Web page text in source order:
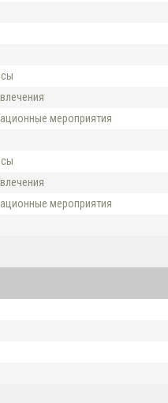
мероприятия
мероприятия